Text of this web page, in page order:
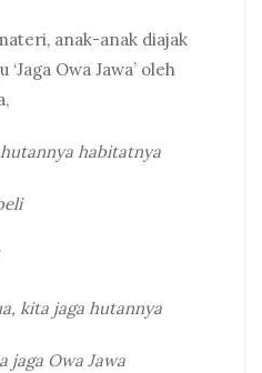
anak-anak diajak
Owa Jawa’ oleh
habitatnya
kita jaga hutannya
jaga Owa Jawa